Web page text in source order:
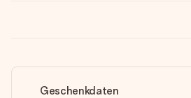
Geschenkdaten